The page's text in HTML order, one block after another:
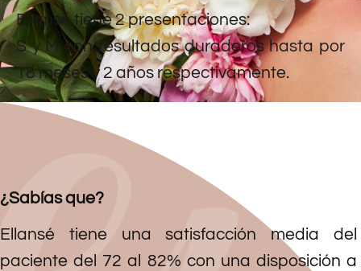
Ellansé tiene 2 presentaciones:
S y M con resultados duraderos hasta por
18 meses y 2 años respectivamente.
¿Sabías que?
Ellansé tiene una satisfacción media del
paciente del 72 al 82% con una disposición a